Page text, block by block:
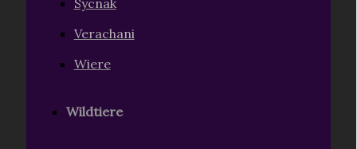
Sycnak
Verachani
Wiere
Wildtiere